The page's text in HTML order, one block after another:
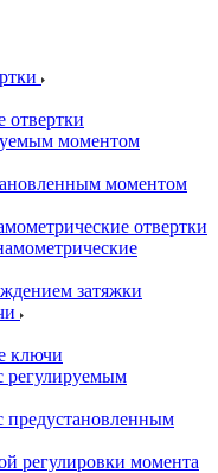
отвертки
моментом
моментом
отвертки
затяжки
ключи
регулировки момента